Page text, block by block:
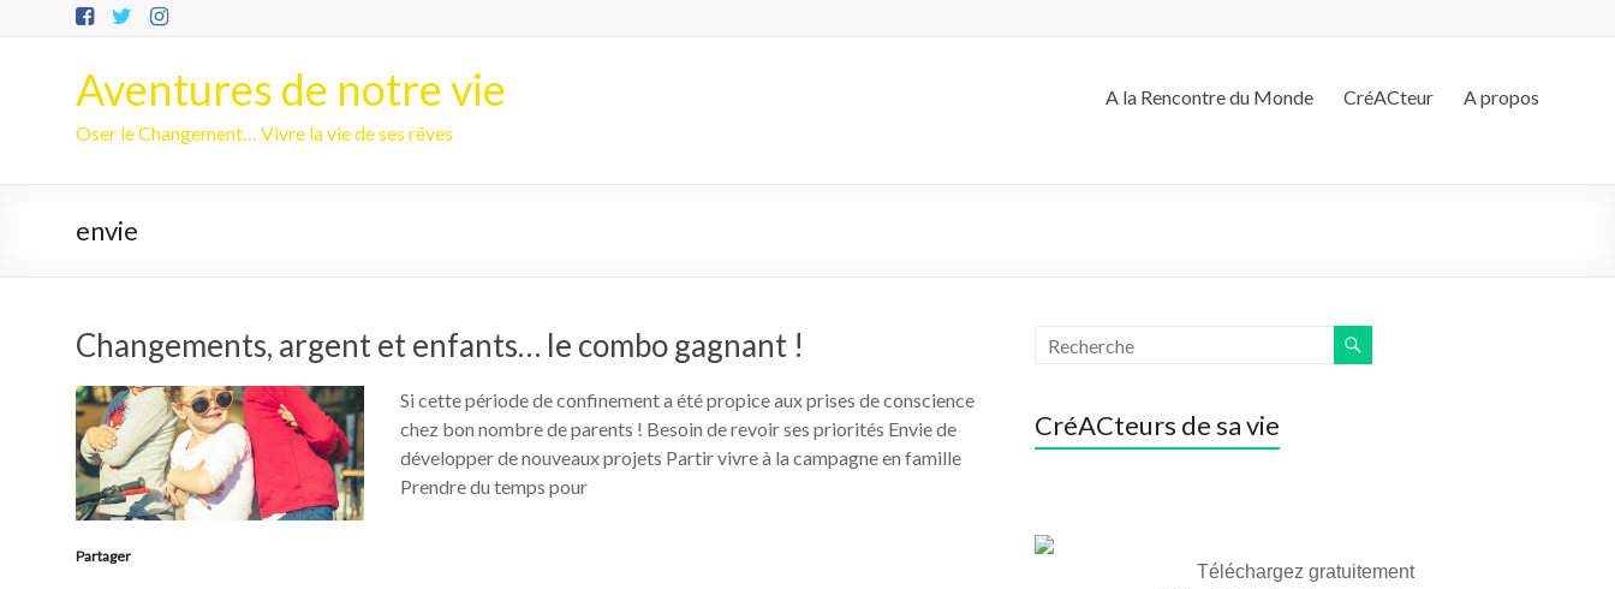
Aventures de notre vie
Oser le Changement… Vivre la vie de ses rêves
A la Rencontre du Monde CréACteur A propos
envie
Changements, argent et enfants… le combo gagnant !
Si cette période de confinement a été propice aux prises de conscience
chez bon nombre de parents ! Besoin de revoir ses priorités Envie de
développer de nouveaux projets Partir vivre à la campagne en famille
Prendre du temps pour
Partager
CréACteurs de sa vie
Téléchargez gratuitement